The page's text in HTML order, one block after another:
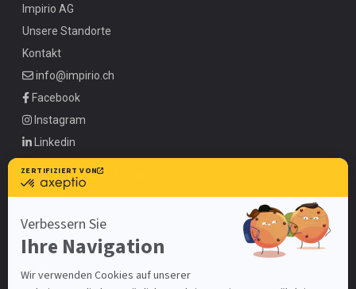
Impirio AG
Unsere Standorte
Kontakt
info@impirio.ch
Facebook
Instagram
Linkedin
UNSERE ANGEBOTE UNTER
Zürich
Basel-Stadt